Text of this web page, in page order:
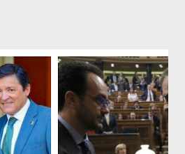
de los cuales no han pagado jamás un
o simplemente por no haber tenido
salir a la calle revestidos de la
ciudadana” y con su actitud
“movimiento 15M” y lo